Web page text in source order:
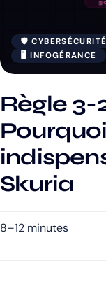
🛡️ CYBERSÉCURITÉ
🖥️ INFOGÉRANCE
Règle 3-
Skuria
8–12 minutes